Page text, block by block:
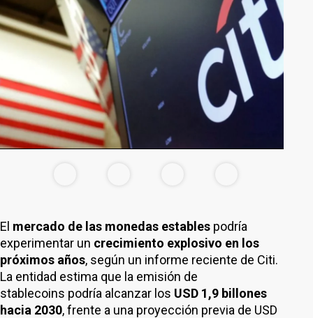
El mercado de las monedas estables podría
experimentar un crecimiento explosivo en los
próximos años, según un informe reciente de Citi.
La entidad estima que la emisión de
stablecoins podría alcanzar los USD 1,9 billones
hacia 2030, frente a una proyección previa de USD